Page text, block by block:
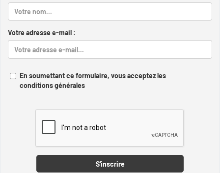
Votre adresse e-mail :
En soumettant ce formulaire, vous acceptez les
conditions générales
S'inscrire